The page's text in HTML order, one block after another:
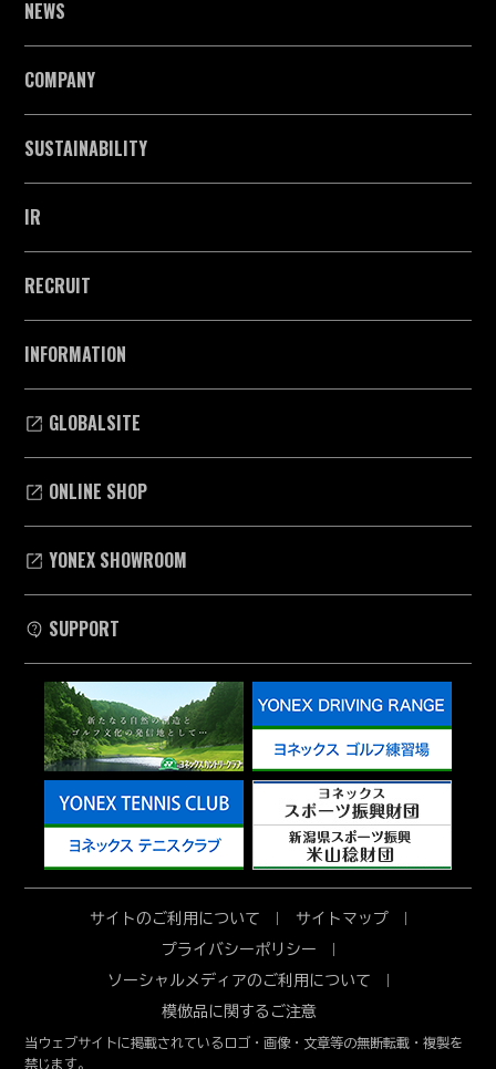
NEWS
COMPANY
SUSTAINABILITY
IR
RECRUIT
INFORMATION
GLOBALSITE
ONLINE SHOP
YONEX SHOWROOM
SUPPORT
サイトのご利用について
サイトマップ
プライバシーポリシー
ソーシャルメディアのご利用について
模倣品に関するご注意
当ウェブサイトに掲載されているロゴ・画像・文章等の無断転載・複製を
禁じます。